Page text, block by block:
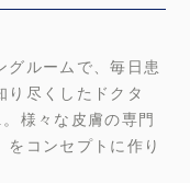
グルームで、毎日患
り尽くしたドクタ
様々な皮膚の専門
コンセプトに作り